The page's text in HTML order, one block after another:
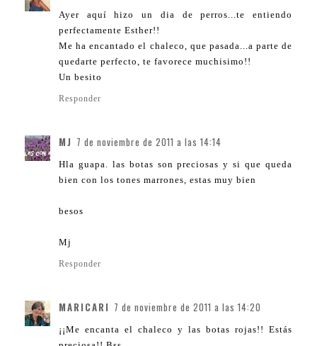
Ayer aquí hizo un dia de perros...te entiendo
perfectamente Esther!!
Me ha encantado el chaleco, que pasada...a parte de
quedarte perfecto, te favorece muchisimo!!
Un besito
Responder
MJ 7 de noviembre de 2011 a las 14:14
Hla guapa. las botas son preciosas y si que queda
bien con los tones marrones, estas muy bien
besos
Mj
Responder
MARICARI 7 de noviembre de 2011 a las 14:20
¡¡Me encanta el chaleco y las botas rojas!! Estás